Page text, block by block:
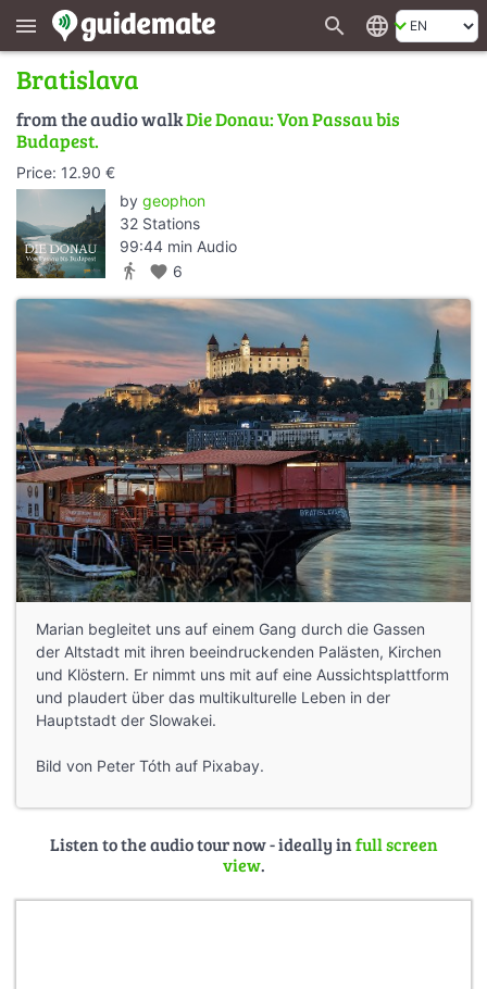
menu search language
Bratislava
from the audio walkDie Donau: Von Passau bis
Budapest.
Price: 12.90 €
by geophon
32 Stations
99:44 min Audio
directions_walk favorite 6
Marian begleitet uns auf einem Gang durch die Gassen
der Altstadt mit ihren beeindruckenden Palästen, Kirchen
und Klöstern. Er nimmt uns mit auf eine Aussichtsplattform
und plaudert über das multikulturelle Leben in der
Hauptstadt der Slowakei.
Bild von Peter Tóth auf Pixabay.
Listen to the audio tour now - ideally infull screen
view.